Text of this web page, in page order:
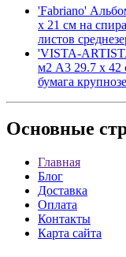
'Fabriano'
х 21 см на
листов
'VISTA-
м2 A3 29.7 х 42
бумага
Основные
Главная
Блог
Доставка
Оплата
Контакты
Карта сайта